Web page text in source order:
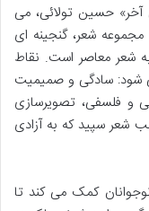
آخر» حسین تولائی، می
شعر، گنجینه ای
به شعر معاصر است. نقاط
شود: سادگی و صمیمیت
و فلسفی، تصویرسازی
شعر سپید که به آزادی
کمک می کند تا